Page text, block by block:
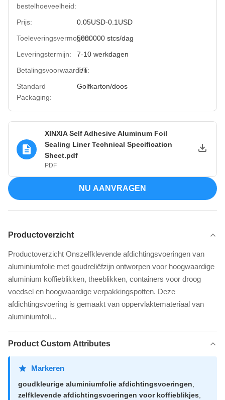
bestelhoeveelheid:
Prijs:
0.05USD-0.1USD
Toeleveringsvermogen:5000000 stcs/dag
Leveringstermijn:
7-10 werkdagen
Betalingsvoorwaarden:
T/T
Standard
Packaging:
Golfkarton/doos
XINXIA Self Adhesive Aluminum Foil
Sealing Liner Technical Specification
Sheet.pdf
PDF
NU AANVRAGEN
Productoverzicht
Productoverzicht Onszelfklevende afdichtingsvoeringen van
aluminiumfolie met goudreliëfzijn ontworpen voor hoogwaardige
aluminium koffieblikken, theeblikken, containers voor droog
voedsel en hoogwaardige verpakkingspotten. Deze
afdichtingsvoering is gemaakt van oppervlaktemateriaal van
aluminiumfoli...
Product Custom Attributes
Markeren
goudkleurige aluminiumfolie afdichtingsvoeringen,
zelfklevende afdichtingsvoeringen voor koffieblikjes,